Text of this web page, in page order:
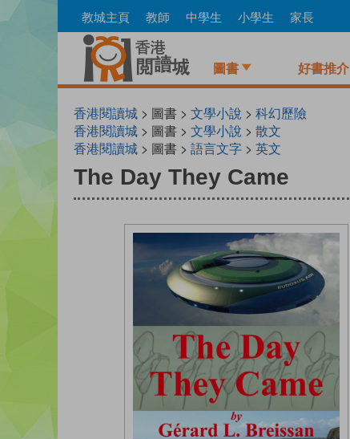
to
教城主頁 教師 中學生 小學生 家長
圖書 好書推介
香港閱讀城 > 圖書 > 文學小說 > 科幻歷險
香港閱讀城 > 圖書 > 文學小說 > 散文
香港閱讀城 > 圖書 > 語言文字 > 英文
The Day They Came